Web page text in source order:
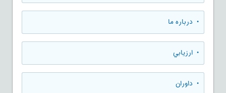
• درباره ما
• ارزيابي
• داوران